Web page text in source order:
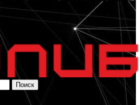
Поиск